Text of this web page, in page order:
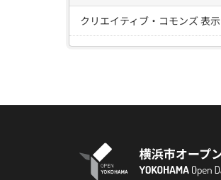
クリエイティブ・コモンズ 表示